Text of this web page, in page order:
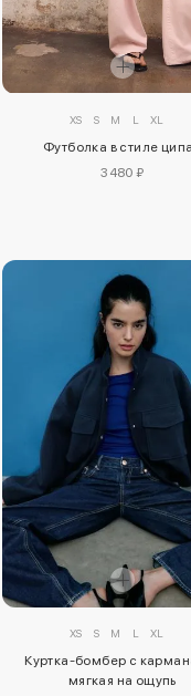
XS S M L XL
Футболка в стиле
3480 ₽
XS S M L XL
Куртка-бомбер с
мягкая на ощупь